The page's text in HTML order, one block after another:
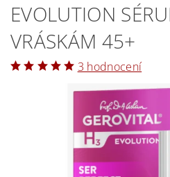
EVOLUTION
VRÁSKÁM 45+
3 hodnocení